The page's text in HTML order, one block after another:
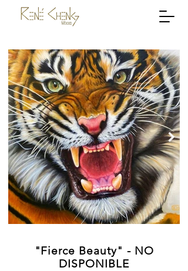
"Fierce Beauty" - NO
DISPONIBLE